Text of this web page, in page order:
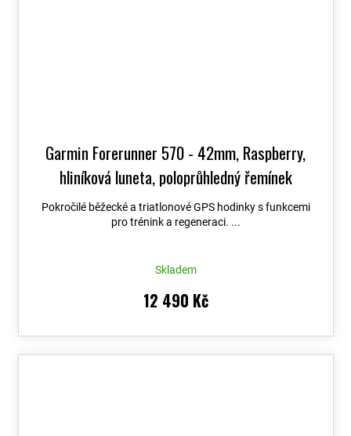
Garmin Forerunner 570 - 42mm, Raspberry,
hliníková luneta, poloprůhledný řemínek
Bone/Mango 010-02970-02+ možnost výměny
do 90 dní
Pokročilé běžecké a triatlonové GPS hodinky s funkcemi
pro trénink a regeneraci. ...
Skladem
12 490 Kč